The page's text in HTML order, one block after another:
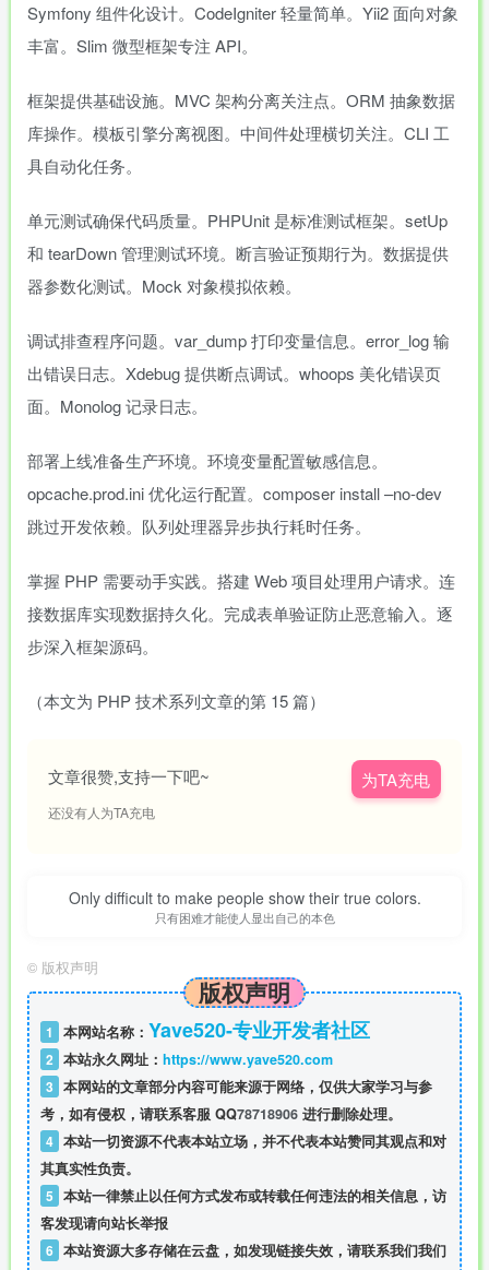
Symfony 组件化设计。CodeIgniter 轻量简单。Yii2 面向对象
丰富。Slim 微型框架专注 API。
框架提供基础设施。MVC 架构分离关注点。ORM 抽象数据
库操作。模板引擎分离视图。中间件处理横切关注。CLI 工
具自动化任务。
单元测试确保代码质量。PHPUnit 是标准测试框架。setUp
和 tearDown 管理测试环境。断言验证预期行为。数据提供
器参数化测试。Mock 对象模拟依赖。
调试排查程序问题。var_dump 打印变量信息。error_log 输
出错误日志。Xdebug 提供断点调试。whoops 美化错误页
面。Monolog 记录日志。
部署上线准备生产环境。环境变量配置敏感信息。
opcache.prod.ini 优化运行配置。composer install –no-dev
跳过开发依赖。队列处理器异步执行耗时任务。
掌握 PHP 需要动手实践。搭建 Web 项目处理用户请求。连
接数据库实现数据持久化。完成表单验证防止恶意输入。逐
步深入框架源码。
（本文为 PHP 技术系列文章的第 15 篇）
文章很赞,支持一下吧~
还没有人为TA充电
为TA充电
Only difficult to make people show their true colors.
只有困难才能使人显出自己的本色
© 版权声明
版权声明
1 本网站名称： Yave520-专业开发者社区
2 本站永久网址： https://www.yave520.com
3 本网站的文章部分内容可能来源于网络，仅供大家学习与参
考，如有侵权，请联系客服 QQ78718906 进行删除处理。
4 本站一切资源不代表本站立场，并不代表本站赞同其观点和对
其真实性负责。
5 本站一律禁止以任何方式发布或转载任何违法的相关信息，访
客发现请向站长举报
6 本站资源大多存储在云盘，如发现链接失效，请联系我们我们